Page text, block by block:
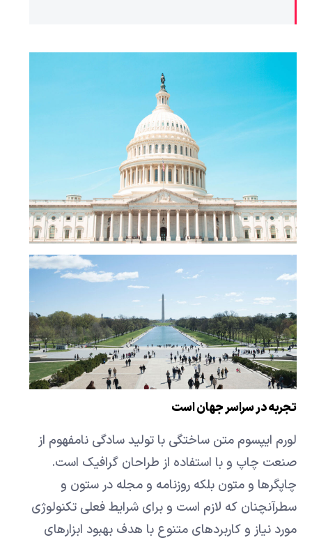
تجربه در سراسر جهان است
لورم ایپسوم متن ساختگی با تولید سادگی نامفهوم از
صنعت چاپ و با استفاده از طراحان گرافیک است.
چاپگرها و متون بلکه روزنامه و مجله در ستون و
سطرآنچنان که لازم است و برای شرایط فعلی تکنولوژی
مورد نیاز و کاربردهای متنوع با هدف بهبود ابزارهای